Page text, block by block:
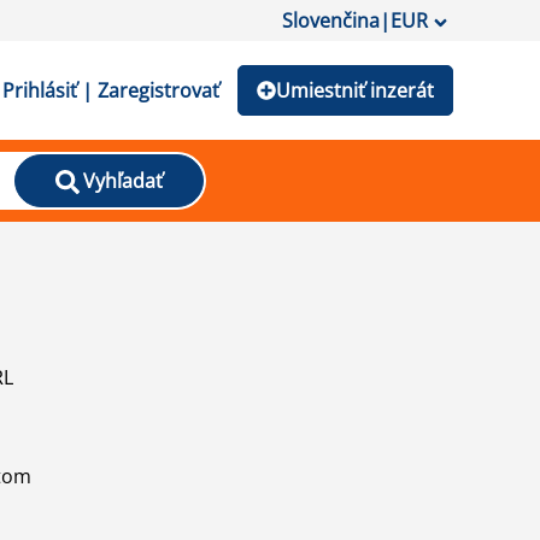
Slovenčina|EUR
Prihlásiť | Zaregistrovať Umiestniť inzerát
Vyhľadať